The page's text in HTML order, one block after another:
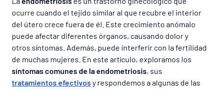
ocurre cuando el tejido similar al que recubre el interior
del útero crece fuera de él. Este crecimiento anómalo
puede afectar diferentes órganos, causando dolor y
otros síntomas. Además, puede interferir con la fertilidad
de muchas mujeres. En este artículo, exploramos los
síntomas comunes de la endometriosis, sus
tratamientos efectivosy respondemos a algunas de las